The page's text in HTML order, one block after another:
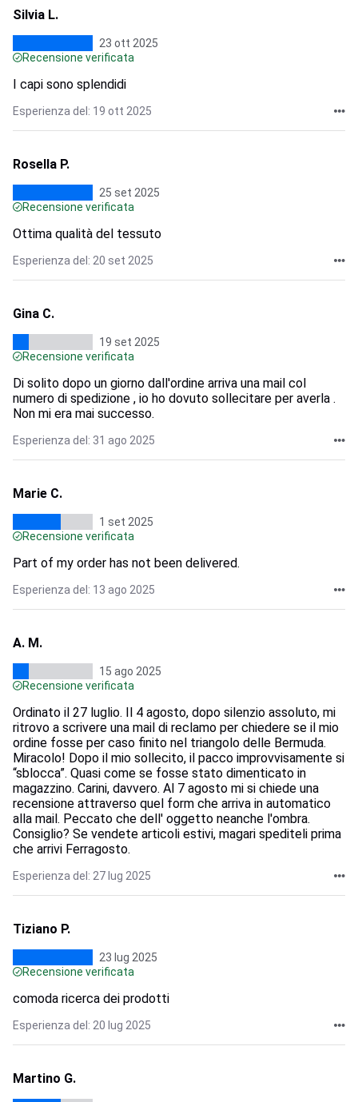
Silvia L.
23 ott 2025
Recensione verificata
I capi sono splendidi
Esperienza del: 19 ott 2025
Rosella P.
25 set 2025
Recensione verificata
Ottima qualità del tessuto
Esperienza del: 20 set 2025
Gina C.
19 set 2025
Recensione verificata
Di solito dopo un giorno dall'ordine arriva una mail col
numero di spedizione , io ho dovuto sollecitare per averla .
Non mi era mai successo.
Esperienza del: 31 ago 2025
Marie C.
1 set 2025
Recensione verificata
Part of my order has not been delivered.
Esperienza del: 13 ago 2025
A. M.
15 ago 2025
Recensione verificata
Ordinato il 27 luglio. Il 4 agosto, dopo silenzio assoluto, mi
ritrovo a scrivere una mail di reclamo per chiedere se il mio
ordine fosse per caso finito nel triangolo delle Bermuda.
Miracolo! Dopo il mio sollecito, il pacco improvvisamente si
“sblocca”. Quasi come se fosse stato dimenticato in
magazzino. Carini, davvero. Al 7 agosto mi si chiede una
recensione attraverso quel form che arriva in automatico
alla mail. Peccato che dell' oggetto neanche l'ombra.
Consiglio? Se vendete articoli estivi, magari spediteli prima
che arrivi Ferragosto.
Esperienza del: 27 lug 2025
Tiziano P.
23 lug 2025
Recensione verificata
comoda ricerca dei prodotti
Esperienza del: 20 lug 2025
Martino G.